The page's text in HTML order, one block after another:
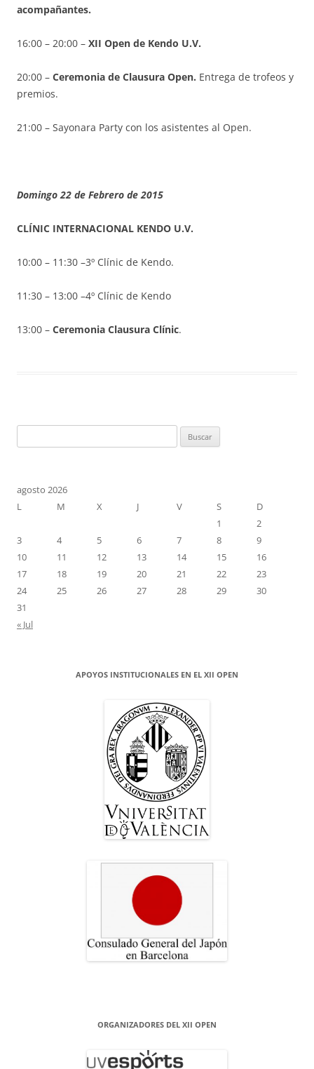
acompañantes.
16:00 – 20:00 – XII Open de Kendo U.V.
20:00 – Ceremonia de Clausura Open. Entrega de trofeos y
premios.
21:00 – Sayonara Party con los asistentes al Open.
Domingo 22 de Febrero de 2015
CLÍNIC INTERNACIONAL KENDO U.V.
10:00 – 11:30 –3º Clínic de Kendo.
11:30 – 13:00 –4º Clínic de Kendo
13:00 – Ceremonia Clausura Clínic.
agosto 2026
L
M X J V S
D
1
2
3
4 5 6 7 8
9
10
11 12 13 14 15
16
17
18 19 20 21 22
23
24
25 26 27 28 29
30
31
« Jul
APOYOS INSTITUCIONALES EN EL XII OPEN
ORGANIZADORES DEL XII OPEN